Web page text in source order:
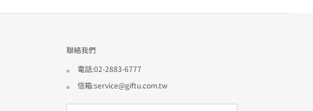
聯絡我們
電話:02-2883-6777
信箱:service@giftu.com.tw